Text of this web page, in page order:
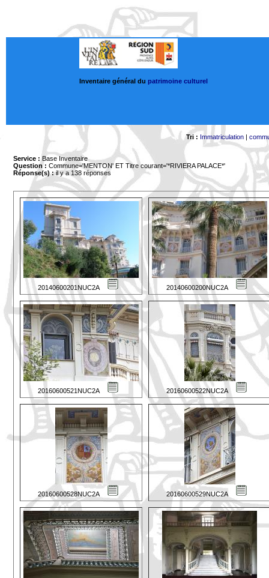
Inventaire général du patrimoine culturel
Tri : Immatriculation|
Service : Base Inventaire
Question : Commune='MENTON' ET Titre courant='*RIVIERA PALACE*'
Réponse(s) :il y a 138 réponses
20140600201NUC2A 20140600200NUC2A
20160600521NUC2A 20160600522NUC2A
20160600528NUC2A 20160600529NUC2A